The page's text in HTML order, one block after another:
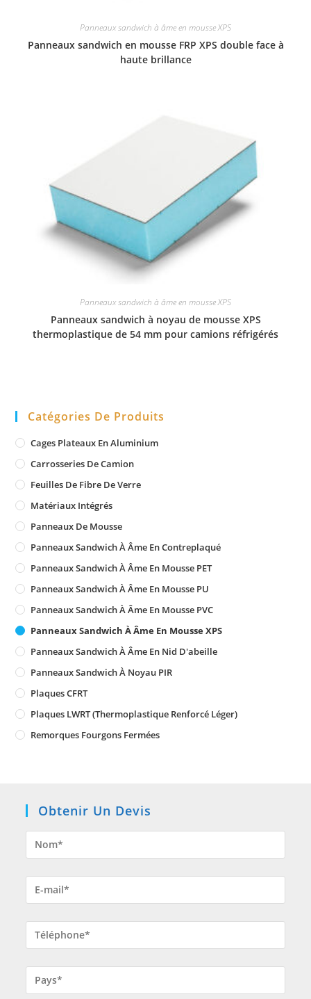
Panneaux sandwich à âme en mousse XPS
Panneaux sandwich en mousse FRP XPS double face à
haute brillance
Panneaux sandwich à âme en mousse XPS
Panneaux sandwich à noyau de mousse XPS
thermoplastique de 54 mm pour camions réfrigérés
Catégories De Produits
Cages Plateaux En Aluminium
Carrosseries De Camion
Feuilles De Fibre De Verre
Matériaux Intégrés
Panneaux De Mousse
Panneaux Sandwich À Âme En Contreplaqué
Panneaux Sandwich À Âme En Mousse PET
Panneaux Sandwich À Âme En Mousse PU
Panneaux Sandwich À Âme En Mousse PVC
Panneaux Sandwich À Âme En Mousse XPS
Panneaux Sandwich À Âme En Nid D'abeille
Panneaux Sandwich À Noyau PIR
Plaques CFRT
Plaques LWRT (Thermoplastique Renforcé Léger)
Remorques Fourgons Fermées
Obtenir Un Devis